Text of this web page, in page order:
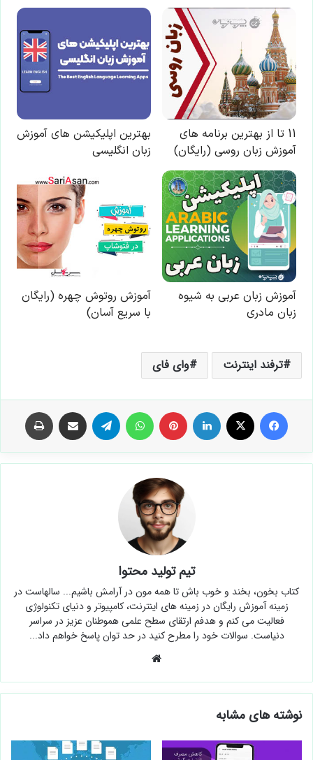
ترفند اینترنت وای فای
فیس بوک لینکدین ‫پین‌ترست تلگرام اشتراک گذاری از طریق ایمیل
تیم تولید محتوا
کتاب بخون، بخند و خوب باش تا همه مون در آرامش باشیم... سالهاست در
زمینه آموزش رایگان در زمینه های اینترنت، کامپیوتر و دنیای تکنولوژی
فعالیت می کنم و هدفم ارتقای سطح علمی هموطنان عزیز در سراسر
دنیاست. سوالات خود را مطرح کنید در حد توان پاسخ خواهم داد...
نوشته های مشابه